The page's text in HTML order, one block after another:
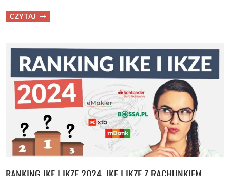
CZYTAJ KTÓRE
INWESTYCJE
+
ULGA
IKZE.